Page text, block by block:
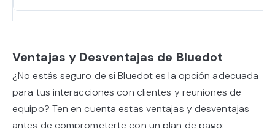
Ventajas y Desventajas de Bluedot
¿No estás seguro de si Bluedot es la opción adecuada
para tus interacciones con clientes y reuniones de
equipo? Ten en cuenta estas ventajas y desventajas
antes de comprometerte con un plan de pago: